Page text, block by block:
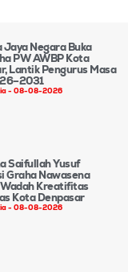
Negara Buka
PW AWBP Kota
Lantik Pengurus Masa
08-08-2026
Saifullah Yusuf
Graha Nawasena
Kreatifitas
Kota Denpasar
08-08-2026